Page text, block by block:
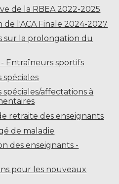
de la RBEA 2022-2025
l'ACA Finale 2024-2027
sur la prolongation du
Entraîneurs sportifs
spéciales
spéciales/affectations à
retraite des enseignants
de maladie
des enseignants -
pour les nouveaux